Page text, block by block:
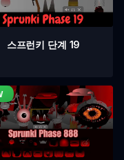
스프런키 단계 19